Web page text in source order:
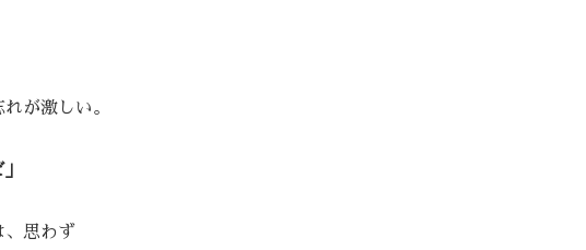
が激しい。
、思わず